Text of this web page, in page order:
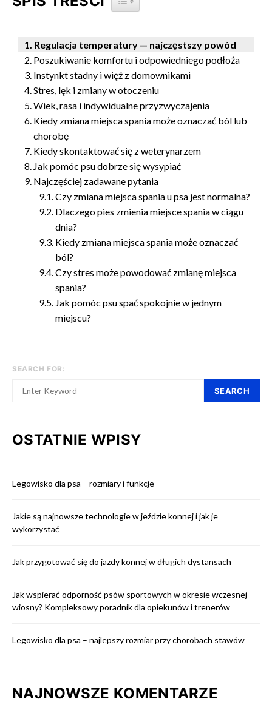
Regulacja temperatury — najczęstszy powód
Poszukiwanie komfortu i odpowiedniego podłoża
Instynkt stadny i więź z domownikami
Stres, lęk i zmiany w otoczeniu
Wiek, rasa i indywidualne przyzwyczajenia
Kiedy zmiana miejsca spania może oznaczać ból lub
chorobę
Kiedy skontaktować się z weterynarzem
Jak pomóc psu dobrze się wysypiać
Najczęściej zadawane pytania
Czy zmiana miejsca spania u psa jest normalna?
Dlaczego pies zmienia miejsce spania w ciągu
dnia?
Kiedy zmiana miejsca spania może oznaczać
ból?
Czy stres może powodować zmianę miejsca
spania?
Jak pomóc psu spać spokojnie w jednym
miejscu?
SEARCH FOR:
SEARCH
OSTATNIE WPISY
Legowisko dla psa – rozmiary i funkcje
Jakie są najnowsze technologie w jeździe konnej i jak je
wykorzystać
Jak przygotować się do jazdy konnej w długich dystansach
Jak wspierać odporność psów sportowych w okresie wczesnej
wiosny? Kompleksowy poradnik dla opiekunów i trenerów
Legowisko dla psa – najlepszy rozmiar przy chorobach stawów
NAJNOWSZE KOMENTARZE